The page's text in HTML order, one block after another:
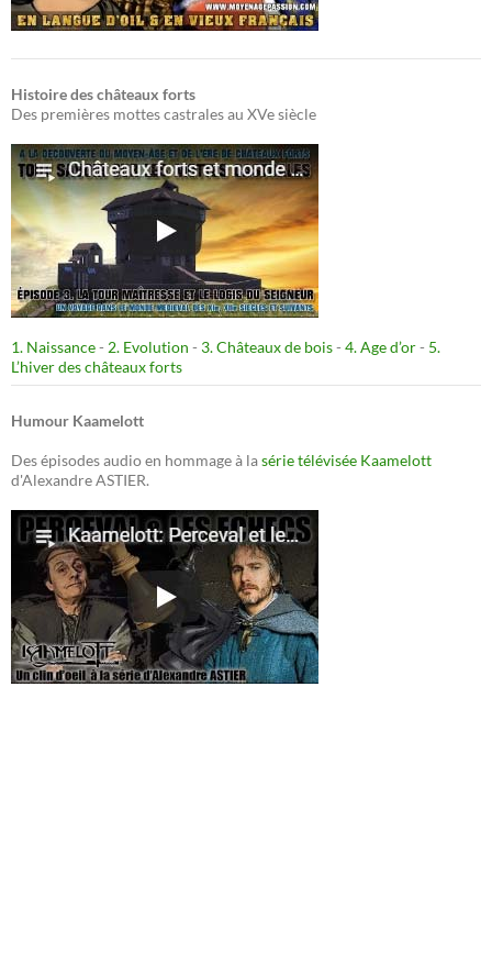
Histoire des châteaux forts
Des premières mottes castrales au XVe siècle
1. Naissance- 2. Evolution - 3. Châteaux de bois- 4. Age d’or- 5.
L’hiver des châteaux forts
Humour Kaamelott
Des épisodes audio en hommage à lasérie télévisée Kaamelott
d'Alexandre ASTIER.